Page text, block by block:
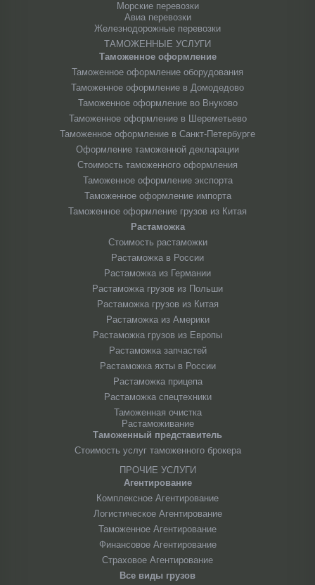
Морские перевозки
Авиа перевозки
Железнодорожные перевозки
ТАМОЖЕННЫЕ УСЛУГИ
Таможенное оформление
Таможенное оформление оборудования
Таможенное оформление в Домодедово
Таможенное оформление во Внуково
Таможенное оформление в Шереметьево
Таможенное оформление в Санкт-Петербурге
Оформление таможенной декларации
Стоимость таможенного оформления
Таможенное оформление экспорта
Таможенное оформление импорта
Таможенное оформление грузов из Китая
Растаможка
Стоимость растаможки
Растаможка в России
Растаможка из Германии
Растаможка грузов из Польши
Растаможка грузов из Китая
Растаможка из Америки
Растаможка грузов из Европы
Растаможка запчастей
Растаможка яхты в России
Растаможка прицепа
Растаможка спецтехники
Таможенная очистка
Растаможивание
Таможенный представитель
Стоимость услуг таможенного брокера
ПРОЧИЕ УСЛУГИ
Агентирование
Комплексное Агентирование
Логистическое Агентирование
Таможенное Агентирование
Финансовое Агентирование
Страховое Агентирование
Все виды грузов